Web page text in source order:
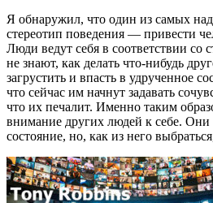
Я обнаружил, что один из самых
стереотип поведения — привести
Люди ведут себя в соответствии со
не знают, как делать что-нибудь
загрустить и впасть в удрученное
что сейчас им начнут задавать
что их печалит. Именно таким
внимание других людей к себе. Они
состояние, но, как из него